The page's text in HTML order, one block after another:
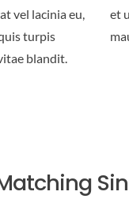
vel lacinia eu,
turpis
blandit.
non diam sed